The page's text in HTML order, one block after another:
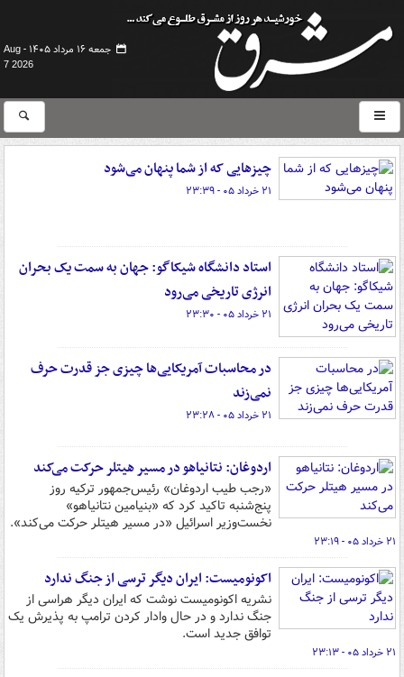
جمعه ۱۶ مرداد ۱۴۰۵ -
Aug
7 2026
چیزهایی که از شما پنهان می‌شود
۲۱ خرداد ۰۵ - ۲۳:۳۹
استاد دانشگاه شیکاگو: جهان به سمت یک بحران
انرژی تاریخی می‌رود
۲۱ خرداد ۰۵ - ۲۳:۳۰
در محاسبات آمریکایی‌ها چیزی جز قدرت حرف
نمی‌زند
۲۱ خرداد ۰۵ - ۲۳:۲۸
اردوغان: نتانیاهو در مسیر هیتلر حرکت می‌کند
«رجب طیب اردوغان» رئیس‌جمهور ترکیه روز
پنج‌شنبه تاکید کرد که «بنیامین نتانیاهو»
نخست‌وزیر اسرائیل «در مسیر هیتلر حرکت می‌کند».
۲۱ خرداد ۰۵ - ۲۳:۱۹
اکونومیست: ایران دیگر ترسی از جنگ ندارد
نشریه اکونومیست نوشت که ایران دیگر هراسی از
جنگ ندارد و در حال وادار کردن ترامپ به پذیرش یک
توافق جدید است.
۲۱ خرداد ۰۵ - ۲۳:۱۳